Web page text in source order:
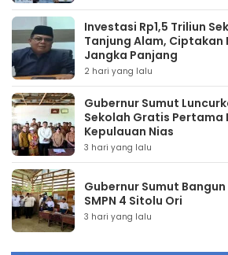
Investasi Rp1,5 Triliun
Tanjung Alam, Ciptakan
Jangka Panjang
2 hari yang lalu
Gubernur Sumut
Sekolah Gratis Pertama
Kepulauan Nias
3 hari yang lalu
Gubernur Sumut
SMPN 4 Sitolu Ori
3 hari yang lalu